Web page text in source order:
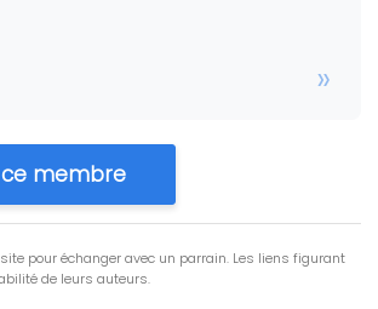
membre
pour échanger avec un parrain. Les liens figurant
de leurs auteurs.